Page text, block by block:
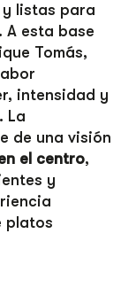
listas para
A esta base
Tomás,
intensidad y
La
de una visión
el centro,
y
platos